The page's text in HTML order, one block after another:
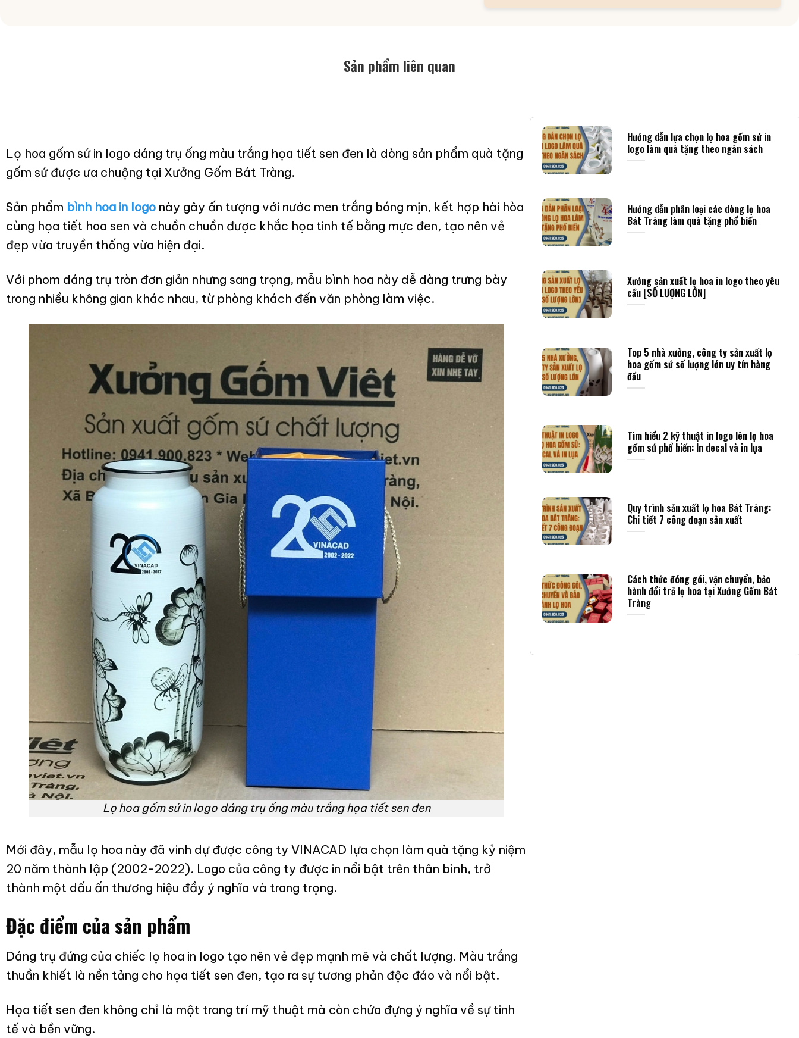
Sản phẩm liên quan
Lọ hoa gốm sứ in logo dáng trụ ống màu trắng họa tiết sen đen là dòng sản phẩm quà tặng
gốm sứ được ưa chuộng tại Xưởng Gốm Bát Tràng.
Sản phẩm bình hoa in logonày gây ấn tượng với nước men trắng bóng mịn, kết hợp hài hòa
cùng họa tiết hoa sen và chuồn chuồn được khắc họa tinh tế bằng mực đen, tạo nên vẻ
đẹp vừa truyền thống vừa hiện đại.
Với phom dáng trụ tròn đơn giản nhưng sang trọng, mẫu bình hoa này dễ dàng trưng bày
trong nhiều không gian khác nhau, từ phòng khách đến văn phòng làm việc.
Lọ hoa gốm sứ in logo dáng trụ ống màu trắng họa tiết sen đen
Mới đây, mẫu lọ hoa này đã vinh dự được công ty VINACAD lựa chọn làm quà tặng kỷ niệm
20 năm thành lập (2002-2022). Logo của công ty được in nổi bật trên thân bình, trở
thành một dấu ấn thương hiệu đầy ý nghĩa và trang trọng.
Đặc điểm của sản phẩm
Dáng trụ đứng của chiếc lọ hoa in logo tạo nên vẻ đẹp mạnh mẽ và chất lượng. Màu trắng
thuần khiết là nền tảng cho họa tiết sen đen, tạo ra sự tương phản độc đáo và nổi bật.
Họa tiết sen đen không chỉ là một trang trí mỹ thuật mà còn chứa đựng ý nghĩa về sự tinh
tế và bền vững.
Hướng dẫn lựa chọn lọ hoa gốm sứ in
logo làm quà tặng theo ngân sách
Hướng dẫn phân loại các dòng lọ hoa
Bát Tràng làm quà tặng phổ biến
Xưởng sản xuất lọ hoa in logo theo yêu
cầu [SỐ LƯỢNG LỚN]
Top 5 nhà xưởng, công ty sản xuất lọ
hoa gốm sứ số lượng lớn uy tín hàng
đầu
Tìm hiểu 2 kỹ thuật in logo lên lọ hoa
gốm sứ phổ biến: In decal và in lụa
Quy trình sản xuất lọ hoa Bát Tràng:
Chi tiết 7 công đoạn sản xuất
Cách thức đóng gói, vận chuyển, bảo
hành đổi trả lọ hoa tại Xưởng Gốm Bát
Tràng